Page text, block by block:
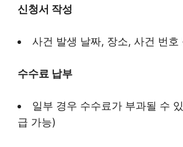
신청서 작성
사건 발생 날짜, 장소, 사건 번호
수수료 납부
일부 경우 수수료가 부과될 수
급 가능)